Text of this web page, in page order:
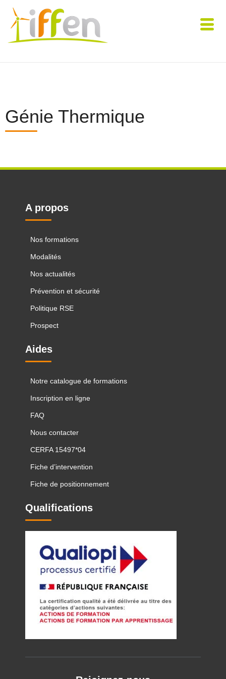
Génie Thermique
A propos
Nos formations
Modalités
Nos actualités
Prévention et sécurité
Politique RSE
Prospect
Aides
Notre catalogue de formations
Inscription en ligne
FAQ
Nous contacter
CERFA 15497*04
Fiche d’intervention
Fiche de positionnement
Qualifications